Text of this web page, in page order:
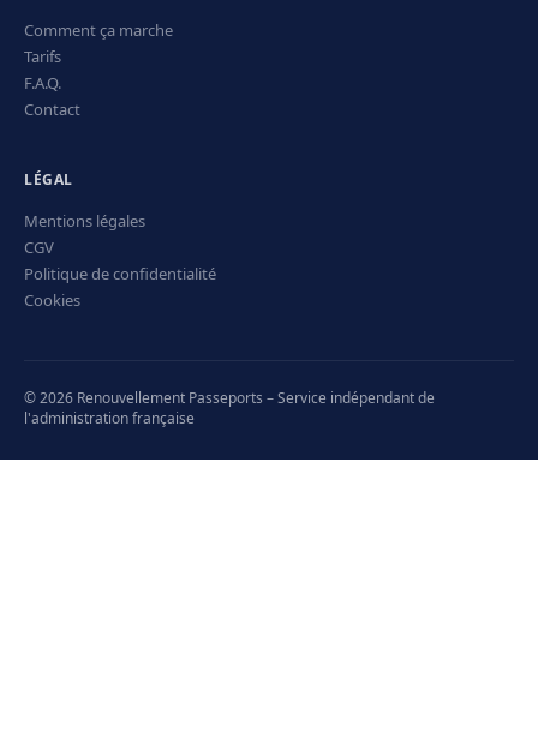
Comment ça marche
Tarifs
F.A.Q.
Contact
LÉGAL
Mentions légales
CGV
Politique de confidentialité
Cookies
© 2026 Renouvellement Passeports – Service indépendant de
l'administration française